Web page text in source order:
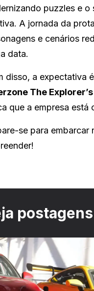
puzzles e
A jornada da
e cenários
data.
disso, a expectativa
The
que a empresa está
se para